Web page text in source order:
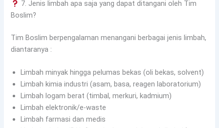
7. Jenis limbah apa saja yang dapat ditangani oleh Tim
Boslim?
Tim Boslim berpengalaman menangani berbagai jenis limbah,
diantaranya :
Limbah minyak hingga pelumas bekas (oli bekas, solvent)
Limbah kimia industri (asam, basa, reagen laboratorium)
Limbah logam berat (timbal, merkuri, kadmium)
Limbah elektronik/e-waste
Limbah farmasi dan medis